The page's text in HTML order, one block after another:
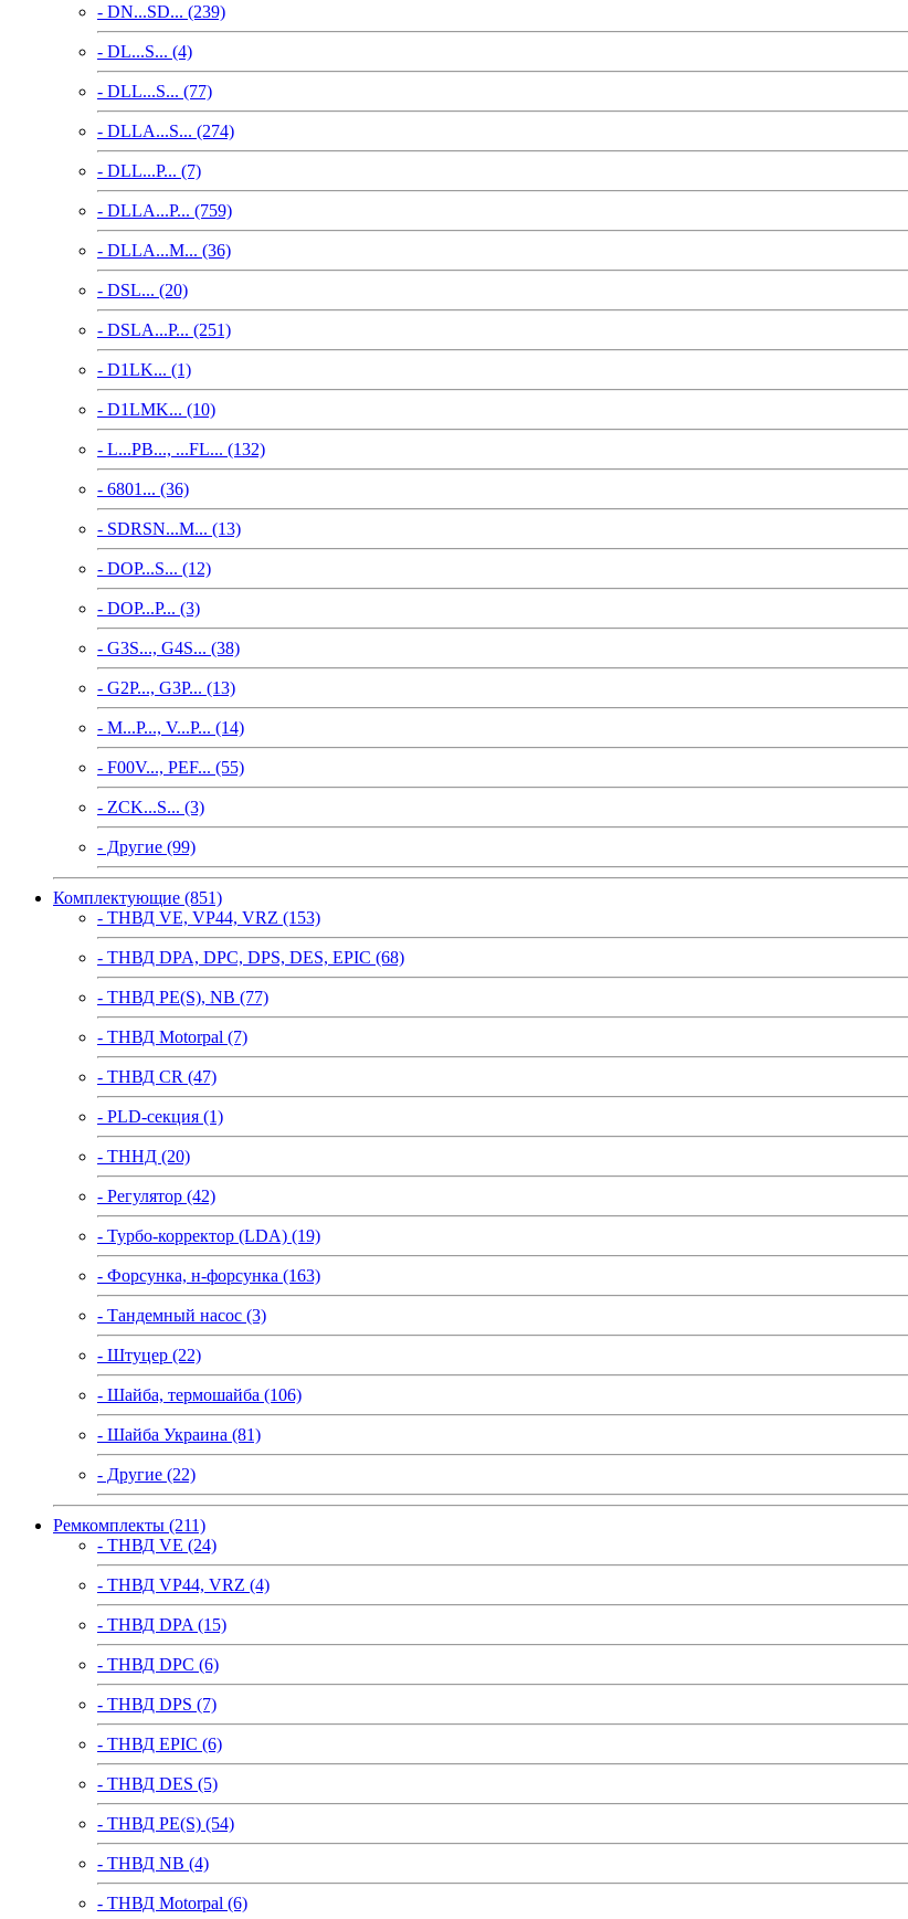
- DN...SD... (239)
- DL...S... (4)
- DLL...S... (77)
- DLLA...S... (274)
- DLL...P... (7)
- DLLA...P... (759)
- DLLA...M... (36)
- DSL... (20)
- DSLA...P... (251)
- D1LK... (1)
- D1LMK... (10)
- L...PB..., ...FL... (132)
- 6801... (36)
- SDRSN...M... (13)
- DOP...S... (12)
- DOP...P... (3)
- G3S..., G4S... (38)
- G2P..., G3P... (13)
- M...P..., V...P... (14)
- F00V..., PEF... (55)
- ZCK...S... (3)
- Другие (99)
Комплектующие (851)
- ТНВД VE, VP44, VRZ (153)
- ТНВД DPA, DPC, DPS, DES, EPIC (68)
- ТНВД PE(S), NB (77)
- ТНВД Motorpal (7)
- ТНВД CR (47)
- PLD-секция (1)
- ТННД (20)
- Регулятор (42)
- Турбо-корректор (LDA) (19)
- Форсунка, н-форсунка (163)
- Тандемный насос (3)
- Штуцер (22)
- Шайба, термошайба (106)
- Шайба Украина (81)
- Другие (22)
Ремкомплекты (211)
- ТНВД VE (24)
- ТНВД VP44, VRZ (4)
- ТНВД DPA (15)
- ТНВД DPC (6)
- ТНВД DPS (7)
- ТНВД EPIC (6)
- ТНВД DES (5)
- ТНВД PE(S) (54)
- ТНВД NB (4)
- ТНВД Motorpal (6)